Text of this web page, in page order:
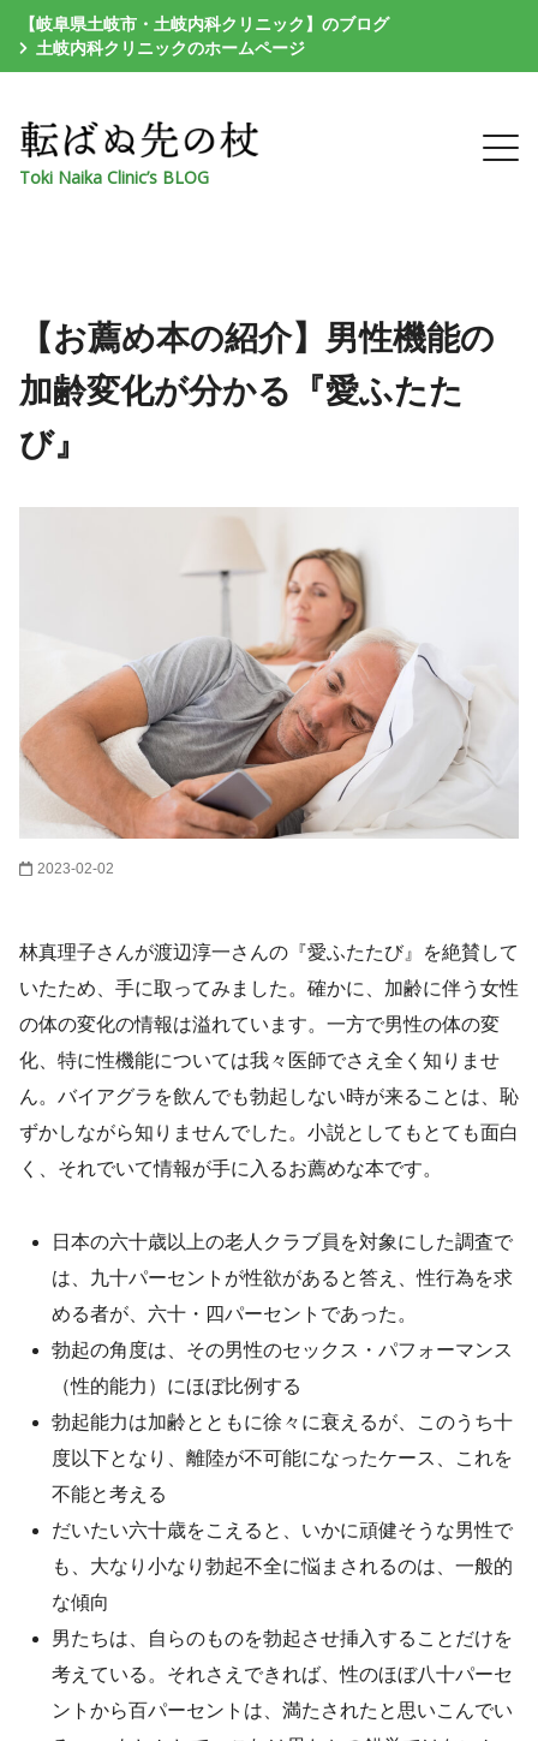
【岐阜県土岐市・土岐内科クリニック】のブログ
土岐内科クリニックのホームページ
Toki Naika Clinic’s BLOG
【お薦め本の紹介】男性機能の
加齢変化が分かる『愛ふたた
び』
2023-02-02
林真理子さんが渡辺淳一さんの『愛ふたたび』を絶賛して
いたため、手に取ってみました。確かに、加齢に伴う女性
の体の変化の情報は溢れています。一方で男性の体の変
化、特に性機能については我々医師でさえ全く知りませ
ん。バイアグラを飲んでも勃起しない時が来ることは、恥
ずかしながら知りませんでした。小説としてもとても面白
く、それでいて情報が手に入るお薦めな本です。
日本の六十歳以上の老人クラブ員を対象にした調査で
は、九十パーセントが性欲があると答え、性行為を求
める者が、六十・四パーセントであった。
勃起の角度は、その男性のセックス・パフォーマンス
（性的能力）にほぼ比例する
勃起能力は加齢とともに徐々に衰えるが、このうち十
度以下となり、離陸が不可能になったケース、これを
不能と考える
だいたい六十歳をこえると、いかに頑健そうな男性で
も、大なり小なり勃起不全に悩まされるのは、一般的
な傾向
男たちは、自らのものを勃起させ挿入することだけを
考えている。それさえできれば、性のほぼ八十パーセ
ントから百パーセントは、満たされたと思いこんでい